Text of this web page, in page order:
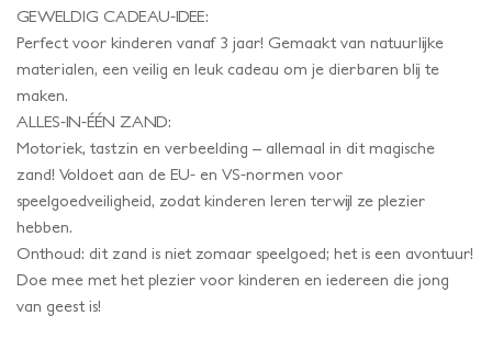
GEWELDIG CADEAU-IDEE:
Perfect voor kinderen vanaf 3 jaar! Gemaakt van natuurlijke
materialen, een veilig en leuk cadeau om je dierbaren blij te
maken.
ALLES-IN-ÉÉN ZAND:
Motoriek, tastzin en verbeelding – allemaal in dit magische
zand! Voldoet aan de EU- en VS-normen voor
speelgoedveiligheid, zodat kinderen leren terwijl ze plezier
hebben.
Onthoud: dit zand is niet zomaar speelgoed; het is een avontuur!
Doe mee met het plezier voor kinderen en iedereen die jong
van geest is!